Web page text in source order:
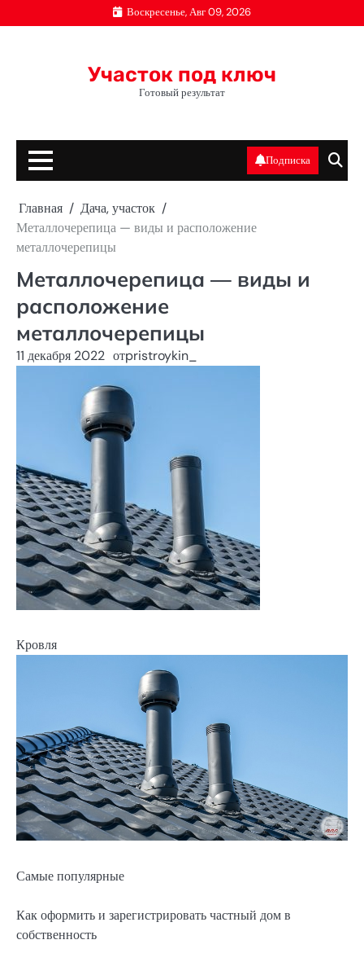
к
Воскресенье, Авг 09, 2026
Участок под ключ
Готовый результат
Подписка
Главная
Дача, участок
Металлочерепица — виды и расположение
металлочерепицы
Металлочерепица — виды и
расположение
металлочерепицы
11 декабря 2022 отpristroykin_
Кровля
Самые популярные
Как оформить и зарегистрировать частный дом в
собственность